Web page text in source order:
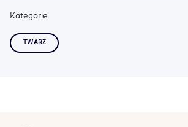
Kategorie
TWARZ